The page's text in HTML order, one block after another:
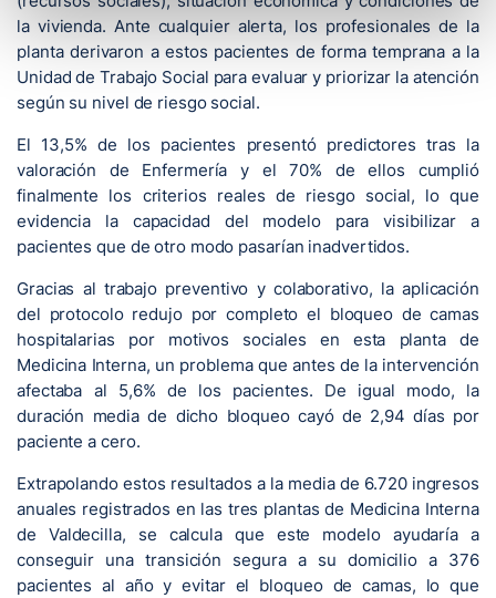
la vivienda. Ante cualquier alerta, los profesionales de la
planta derivaron a estos pacientes de forma temprana a la
Unidad de Trabajo Social para evaluar y priorizar la atención
según su nivel de riesgo social.
El 13,5% de los pacientes presentó predictores tras la
valoración de Enfermería y el 70% de ellos cumplió
finalmente los criterios reales de riesgo social, lo que
evidencia la capacidad del modelo para visibilizar a
pacientes que de otro modo pasarían inadvertidos.
Gracias al trabajo preventivo y colaborativo, la aplicación
del protocolo redujo por completo el bloqueo de camas
hospitalarias por motivos sociales en esta planta de
Medicina Interna, un problema que antes de la intervención
afectaba al 5,6% de los pacientes. De igual modo, la
duración media de dicho bloqueo cayó de 2,94 días por
paciente a cero.
Extrapolando estos resultados a la media de 6.720 ingresos
anuales registrados en las tres plantas de Medicina Interna
de Valdecilla, se calcula que este modelo ayudaría a
conseguir una transición segura a su domicilio a 376
pacientes al año y evitar el bloqueo de camas, lo que